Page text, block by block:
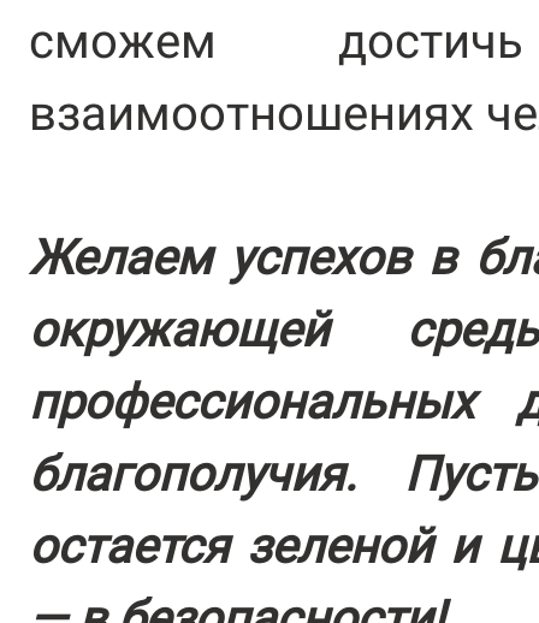
сможем
взаимоотношениях
Желаем успехов в
окружающей
профессиональных
благополучия.
остается зеленой и